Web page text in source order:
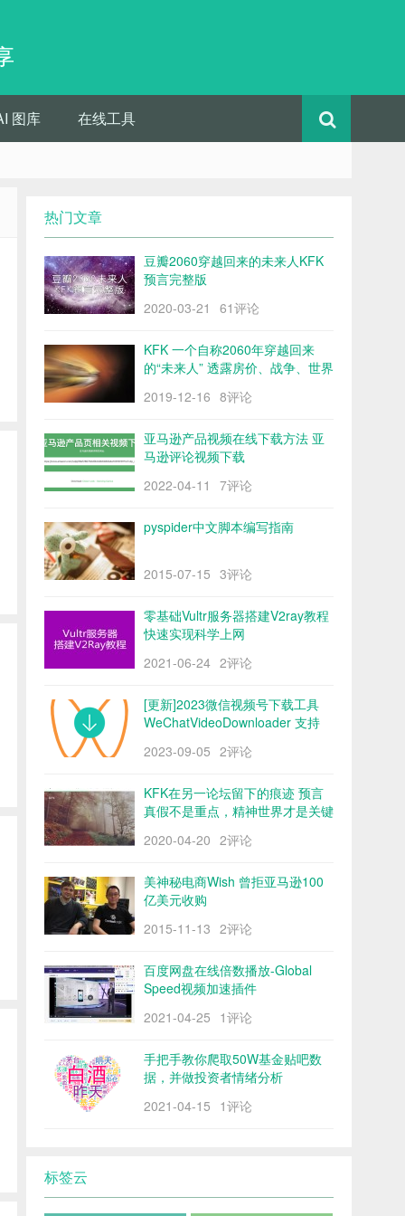
图库 在线工具
热门文章
豆瓣2060穿越回来的未来人KFK
预言完整版
2020-03-21
61评论
KFK 一个自称2060年穿越回来
的“未来人” 透露房价、战争、世界
2019-12-16 8评论
亚马逊产品视频在线下载方法 亚
马逊评论视频下载
2022-04-11
7评论
pyspider中文脚本编写指南
2015-07-15 3评论
零基础Vultr服务器搭建V2ray教程
快速实现科学上网
2021-06-24 2评论
[更新]2023微信视频号下载工具
WeChatVideoDownloader 支持
2023-09-05 2评论
KFK在另一论坛留下的痕迹 预言
真假不是重点，精神世界才是关键
2020-04-20 2评论
美神秘电商Wish 曾拒亚马逊100
亿美元收购
2015-11-13 2评论
百度网盘在线倍数播放-Global
Speed视频加速插件
2021-04-25 1评论
手把手教你爬取50W基金贴吧数
据，并做投资者情绪分析
2021-04-15 1评论
标签云